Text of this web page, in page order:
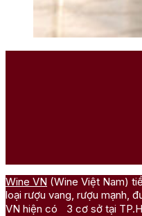
Wine VN (Wine Việt Nam)
loại rượu vang, rượu mạnh,
VN hiện có 3 cơ sở tại